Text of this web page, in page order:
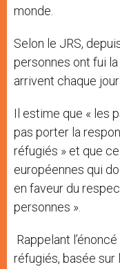
monde.
Selon le JRS,
personnes ont fui
arrivent chaque
Il estime que « les
pas porter la
réfugiés » et que
européennes qui
en faveur du
personnes ».
Rappelant
réfugiés, basée sur